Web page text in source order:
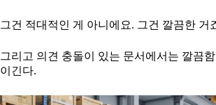
그건 적대적인 게 아니에요. 그건 깔끔한 거
그리고 의견 충돌이 있는 문서에서는 깔끔
이긴다.